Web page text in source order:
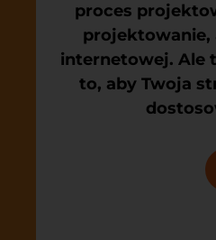
proces
projektowanie,
internetowej. Ale
to, aby Twoja